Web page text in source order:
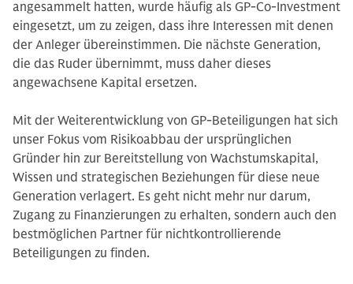
angesammelt hatten, wurde häufig als GP-Co-Investment
eingesetzt, um zu zeigen, dass ihre Interessen mit denen
der Anleger übereinstimmen. Die nächste Generation,
die das Ruder übernimmt, muss daher dieses
angewachsene Kapital ersetzen.
Mit der Weiterentwicklung von GP-Beteiligungen hat sich
unser Fokus vom Risikoabbau der ursprünglichen
Gründer hin zur Bereitstellung von Wachstumskapital,
Wissen und strategischen Beziehungen für diese neue
Generation verlagert. Es geht nicht mehr nur darum,
Zugang zu Finanzierungen zu erhalten, sondern auch den
bestmöglichen Partner für nichtkontrollierende
Beteiligungen zu finden.